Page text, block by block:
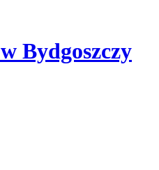
w Bydgoszczy